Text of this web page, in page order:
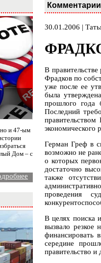
но и 47-ым
Дом – с
Комментарии
30.01.2006 |
В
Фрадков по
уже после ее
была
прошлого года
Последний
экономического
Герман Греф в
возможно не
о которых
достаточно
также
проведения
В целях поиска
вызвало резкое
финансировать
середине
правительство и